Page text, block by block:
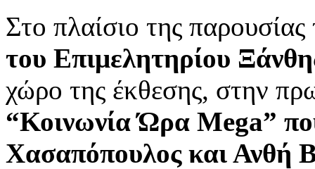
Στο πλαίσιο της
του Επιμελητηρίου
χώρο της έκθεσης, στην
“Κοινωνία Ώρα Mega”
Χασαπόπουλος και Ανθή